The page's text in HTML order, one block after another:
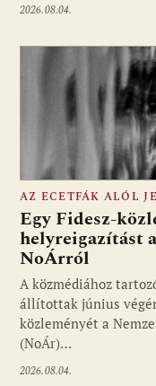
2026.08.04.
Fotó: media1.hu
AZ ECETFÁK ALÓL
Egy Fidesz-
helyreigazítást
NoÁrról
A közmédiához
állítottak június
közleményét a
(NoÁr)…
2026.08.04.